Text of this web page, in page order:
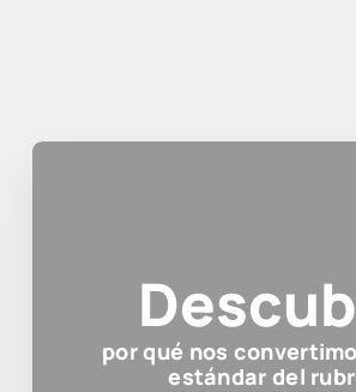
por qué nos
estándar del